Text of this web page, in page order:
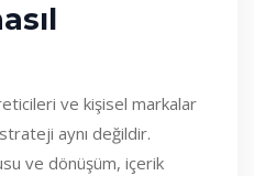
ve kişisel markalar
aynı değildir.
ve dönüşüm, içerik